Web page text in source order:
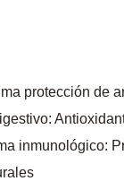
protección de
inmunológico: